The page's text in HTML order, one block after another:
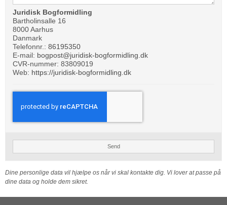
Juridisk Bogformidling
Bartholinsalle 16
8000 Aarhus
Danmark
Telefonnr.: 86195350
E-mail: bogpost@juridisk-bogformidling.dk
CVR-nummer: 83809019
Web: https://juridisk-bogformidling.dk
Send
Dine personlige data vil hjælpe os når vi skal kontakte dig. Vi lover at passe på
dine data og holde dem sikret.